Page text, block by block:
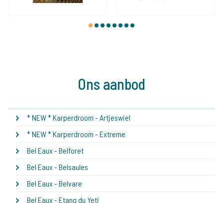
1 2 3 4 5 6 7 8
Ons aanbod
* NEW * Karperdroom - Artjeswiel
* NEW * Karperdroom - Extreme
Bel Eaux - Belforet
Bel Eaux - Belsaules
Bel Eaux - Belvare
Bel Eaux - Etang du Yeti